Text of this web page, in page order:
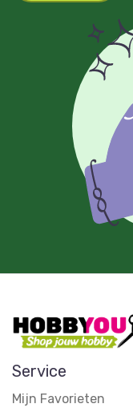
Service
Mijn Favorieten